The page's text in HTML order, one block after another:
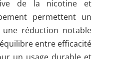
de la nicotine et
permettent un
réduction notable
entre efficacité